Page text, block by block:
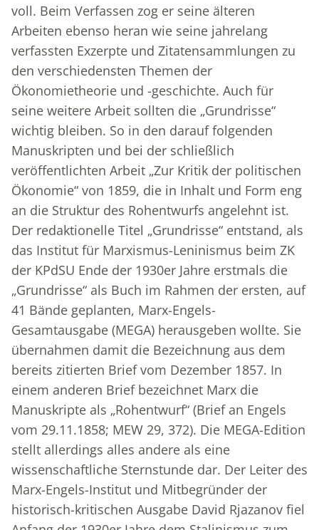
voll. Beim Verfassen zog er seine älteren
Arbeiten ebenso heran wie seine jahrelang
verfassten Exzerpte und Zitatensammlungen zu
den verschiedensten Themen der
Ökonomietheorie und -geschichte. Auch für
seine weitere Arbeit sollten die „Grundrisse“
wichtig bleiben. So in den darauf folgenden
Manuskripten und bei der schließlich
veröffentlichten Arbeit „Zur Kritik der politischen
Ökonomie“ von 1859, die in Inhalt und Form eng
an die Struktur des Rohentwurfs angelehnt ist.
Der redaktionelle Titel „Grundrisse“ entstand, als
das Institut für Marxismus-Leninismus beim ZK
der KPdSU Ende der 1930er Jahre erstmals die
„Grundrisse“ als Buch im Rahmen der ersten, auf
41 Bände geplanten, Marx-Engels-
Gesamtausgabe (MEGA) herausgeben wollte. Sie
übernahmen damit die Bezeichnung aus dem
bereits zitierten Brief vom Dezember 1857. In
einem anderen Brief bezeichnet Marx die
Manuskripte als „Rohentwurf“ (Brief an Engels
vom 29.11.1858; MEW 29, 372). Die MEGA-Edition
stellt allerdings alles andere als eine
wissenschaftliche Sternstunde dar. Der Leiter des
Marx-Engels-Institut und Mitbegründer der
historisch-kritischen Ausgabe David Rjazanov fiel